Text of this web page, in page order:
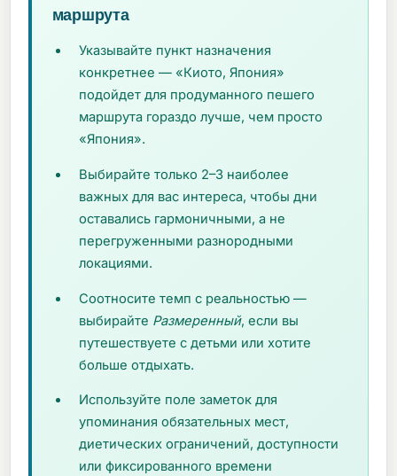
маршрута
Указывайте пункт назначения
конкретнее — «Киото, Япония»
подойдет для продуманного пешего
маршрута гораздо лучше, чем просто
«Япония».
Выбирайте только 2–3 наиболее
важных для вас интереса, чтобы дни
оставались гармоничными, а не
перегруженными разнородными
локациями.
Соотносите темп с реальностью —
выбирайте Размеренный, если вы
путешествуете с детьми или хотите
больше отдыхать.
Используйте поле заметок для
упоминания обязательных мест,
диетических ограничений, доступности
или фиксированного времени